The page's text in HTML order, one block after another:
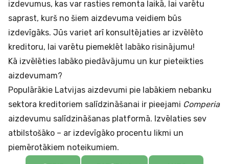
izdevumus, kas var rasties remonta laikā, lai varētu
saprast, kurš no šiem aizdevuma veidiem būs
izdevīgāks. Jūs variet arī konsultējaties ar izvēlēto
kreditoru, lai varētu piemeklēt labāko risinājumu!
Kā izvēlēties labāko piedāvājumu un kur pieteikties
aizdevumam?
Populārākie Latvijas aizdevumi pie labākiem nebanku
sektora kreditoriem salīdzināšanai ir pieejami Comperia
aizdevumu salīdzināšanas platformā. Izvēlaties sev
atbilstošāko – ar izdevīgāko procentu likmi un
piemērotākiem noteikumiem.